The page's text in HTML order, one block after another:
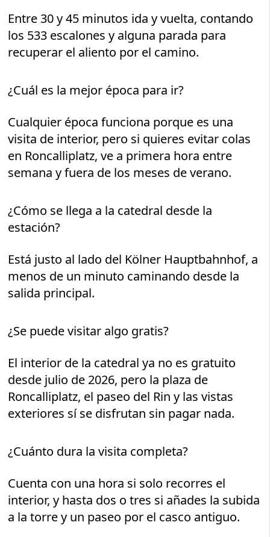
Entre 30 y 45 minutos ida y vuelta, contando
los 533 escalones y alguna parada para
recuperar el aliento por el camino.
¿Cuál es la mejor época para ir?
Cualquier época funciona porque es una
visita de interior, pero si quieres evitar colas
en Roncalliplatz, ve a primera hora entre
semana y fuera de los meses de verano.
¿Cómo se llega a la catedral desde la
estación?
Está justo al lado del Kölner Hauptbahnhof, a
menos de un minuto caminando desde la
salida principal.
¿Se puede visitar algo gratis?
El interior de la catedral ya no es gratuito
desde julio de 2026, pero la plaza de
Roncalliplatz, el paseo del Rin y las vistas
exteriores sí se disfrutan sin pagar nada.
¿Cuánto dura la visita completa?
Cuenta con una hora si solo recorres el
interior, y hasta dos o tres si añades la subida
a la torre y un paseo por el casco antiguo.